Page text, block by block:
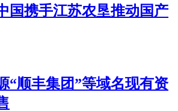
国携手江苏农垦推动国产
“顺丰集团”等域名现有资